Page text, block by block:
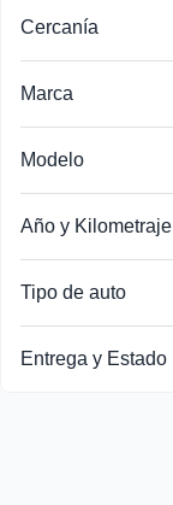
Cercanía
Marca
Modelo
Año y Kilometraje
Tipo de auto
Entrega y Estado